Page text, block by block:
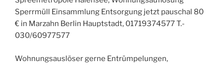
Sperrmüll Einsammlung Entsorgung jetzt pauschal 80
€ in Marzahn Berlin Hauptstadt, 01719374577 T.-
030/60977577
Wohnungsauslöser gerne Entrümpelungen,